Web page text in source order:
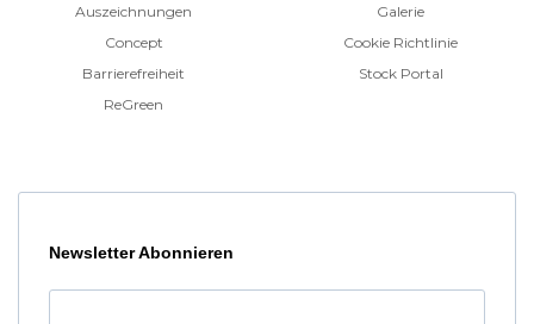
Auszeichnungen
Concept
Barrierefreiheit
ReGreen
Galerie
Cookie Richtlinie
Stock Portal
Newsletter Abonnieren